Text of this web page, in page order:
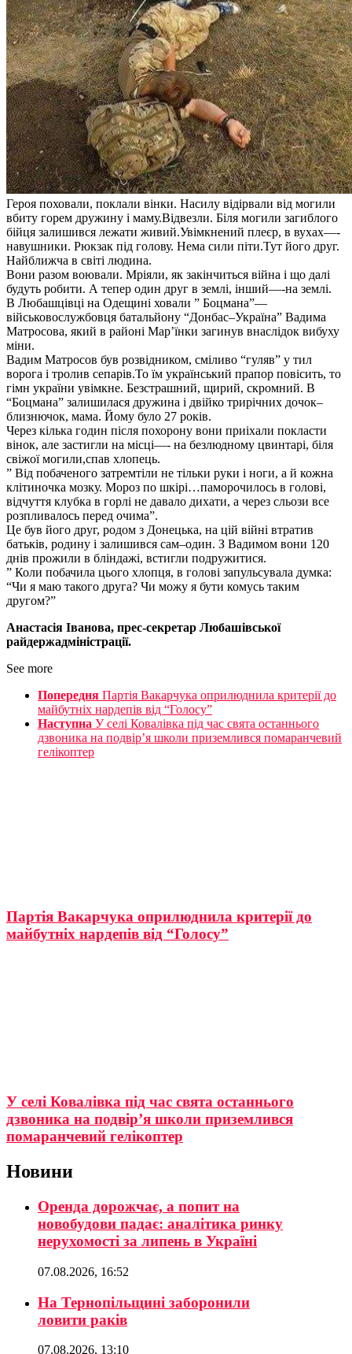
Героя поховали, поклали вінки. Насилу відірвали від могили
вбиту горем дружину і маму.Відвезли. Біля могили загиблого
бійця залишився лежати живий.Увімкнений плеєр, в вухах—-
навушники. Рюкзак під голову. Нема сили піти.Тут його друг.
Найближча в світі людина.
Вони разом воювали. Мріяли, як закінчиться війна і що далі
будуть робити. А тепер один друг в землі, інший—-на землі.
В Любашцівці на Одещині ховали ” Боцмана”—
військовослужбовця батальйону “Донбас–Україна” Вадима
Матросова, який в районі Мар’їнки загинув внаслідок вибуху
міни.
Вадим Матросов був розвідником, сміливо “гуляв” у тил
ворога і тролив сепарів.То їм український прапор повісить, то
гімн україни увімкне. Безстрашний, щирий, скромний. В
“Боцмана” залишилася дружина і двійко трирічних дочок–
близнючок, мама. Йому було 27 років.
Через кілька годин після похорону вони приіхали покласти
вінок, але застигли на місці—- на безлюдному цвинтарі, біля
свіжої могили,спав хлопець.
” Від побаченого затремтіли не тільки руки і ноги, а й кожна
клітиночка мозку. Мороз по шкірі…паморочилось в голові,
відчуття клубка в горлі не давало дихати, а через сльози все
розпливалось перед очима”.
Це був його друг, родом з Донецька, на цій війні втратив
батьків, родину і залишився сам–один. З Вадимом вони 120
днів прожили в бліндажі, встигли подружитися.
” Коли побачила цього хлопця, в голові запульсувала думка:
“Чи я маю такого друга? Чи можу я бути комусь таким
другом?”
Анастасія Іванова, прес-секретар Любашівської
райдержадміністрації.
See more
Попередня Партія Вакарчука оприлюднила критерії до
майбутніх нардепів від “Голосу”
Наступна У селі Ковалівка під час свята останнього
дзвоника на подвір’я школи приземлився помаранчевий
гелікоптер
Партія Вакарчука оприлюднила критерії до
майбутніх нардепів від “Голосу”
У селі Ковалівка під час свята останнього
дзвоника на подвір’я школи приземлився
помаранчевий гелікоптер
Новини
Оренда дорожчає, а попит на
новобудови падає: аналітика ринку
нерухомості за липень в Україні
07.08.2026, 16:52
На Тернопільщині заборонили
ловити раків
07.08.2026, 13:10